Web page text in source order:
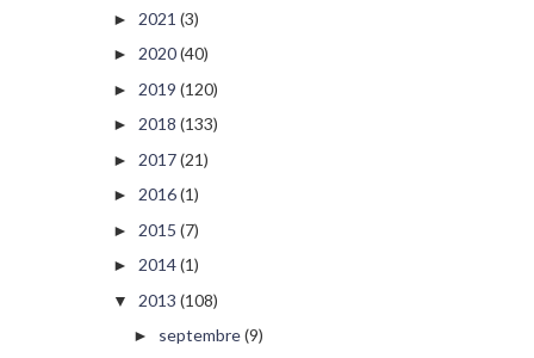
► 2021 (3)
► 2020(40)
► 2019 (120)
► 2018 (133)
► 2017(21)
► 2016(1)
► 2015 (7)
► 2014(1)
▼ 2013 (108)
► septembre(9)